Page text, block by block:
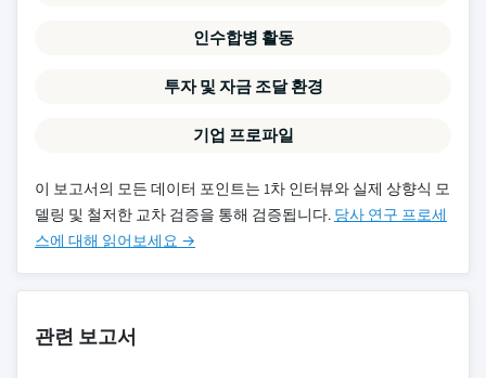
인수합병 활동
투자 및 자금 조달 환경
기업 프로파일
이 보고서의 모든 데이터 포인트는 1차 인터뷰와 실제 상향식 모
델링 및 철저한 교차 검증을 통해 검증됩니다. 당사 연구 프로세
스에 대해 읽어보세요 →
관련 보고서